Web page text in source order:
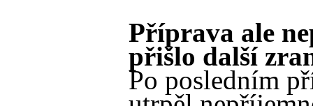
Příprava ale
přišlo další
Po posledním